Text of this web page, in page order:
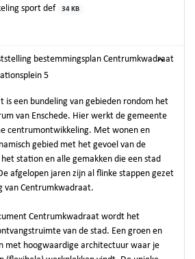
sport def
34 KB
bestemmingsplan Centrumkwadraat
5
is een bundeling van gebieden rondom het
van Enschede. Hier werkt de gemeente
centrumontwikkeling. Met wonen en
gebied met het gevoel van de
station en alle gemakken die een stad
afgelopen jaren zijn al flinke stappen gezet
van Centrumkwadraat.
Centrumkwadraat wordt het
van de stad. Een groen en
met hoogwaardige architectuur waar je